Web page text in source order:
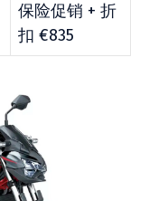
保险促销 + 折
扣 €835